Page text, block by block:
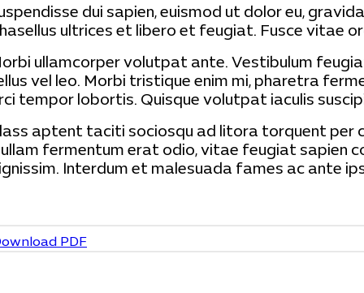
dui sapien, euismod ut dolor eu,
ultrices et libero et feugiat. Fusce vitae
ullamcorper volutpat ante. Vestibulum
vel leo. Morbi tristique enim mi, pharetra
tempor lobortis. Quisque volutpat iaculis
aptent taciti sociosqu ad litora torquent per
fermentum erat odio, vitae feugiat sapien
Interdum et malesuada fames ac ante
PDF